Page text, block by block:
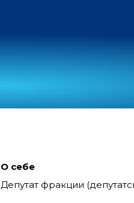
О себе
Депутат фракции